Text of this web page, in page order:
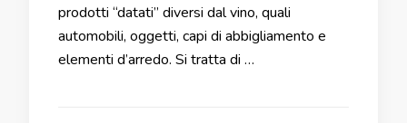
prodotti “datati” diversi dal vino, quali
automobili, oggetti, capi di abbigliamento e
elementi d’arredo. Si tratta di …